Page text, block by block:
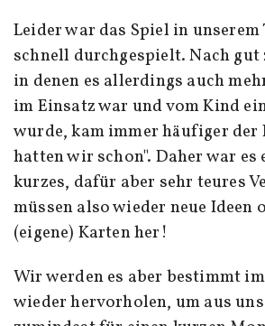
Leider war das Spiel in
schnell durchgespielt. Nach gut
in denen es allerdings auch
im Einsatz war und vom Kind
wurde, kam immer häufiger der
hatten wir schon". Daher war es
kurzes, dafür aber sehr teures
müssen also wieder neue Ideen
(eigene) Karten her!
Wir werden es aber bestimmt
wieder hervorholen, um aus